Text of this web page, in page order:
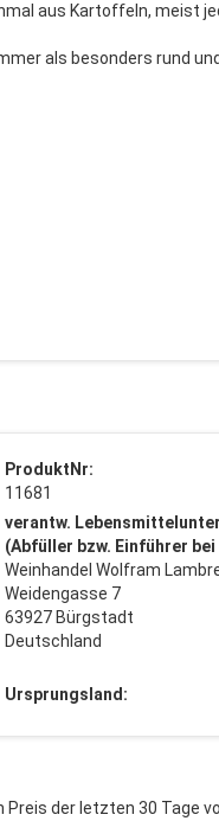
aus Kartoffeln, meist
als besonders rund
ProduktNr:
11681
verantw.
(Abfüller bzw. Einführer
Weinhandel Wolfram
Weidengasse 7
63927 Bürgstadt
Deutschland
Ursprungsland:
der letzten 30 Tage